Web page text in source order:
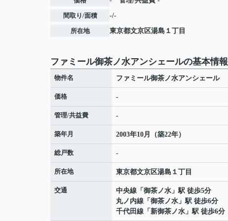
間取り/面積 -/-
所在地 東京都文京区湯島 １丁目
ファミール御茶ノ水アンシェールの基本情報
物件名 ファミール御茶ノ水アンシェール
価格 -
管理/共益費 -
築年月 2003年10月（築22年）
総戸数 -
所在地 東京都文京区湯島 １丁目
交通 中央線 「 御茶ノ水 」駅 徒歩5分
丸ノ内線 「 御茶ノ水 」駅 徒歩6分
千代田線 「 新御茶ノ水 」駅 徒歩6分